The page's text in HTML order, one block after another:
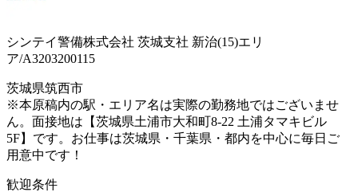
シンテイ警備株式会社 茨城支社 新治(15)エリ
ア/A3203200115
茨城県筑西市
※本原稿内の駅・エリア名は実際の勤務地ではございませ
ん。面接地は【茨城県土浦市大和町8-22 土浦タマキビル
5F】です。お仕事は茨城県・千葉県・都内を中心に毎日ご
用意中です！
歓迎条件